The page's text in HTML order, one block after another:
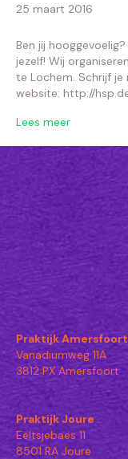
25 maart 2016
Ben jij
jezelf! Wij
te Lochem. Schrijf je
website: http://
Lees meer
Praktijk Amersfoort
Vanadiumweg 11A
3812 PX Amersfoort
Praktijk Joure
Eeltsjebaes 11
8501 RA Joure